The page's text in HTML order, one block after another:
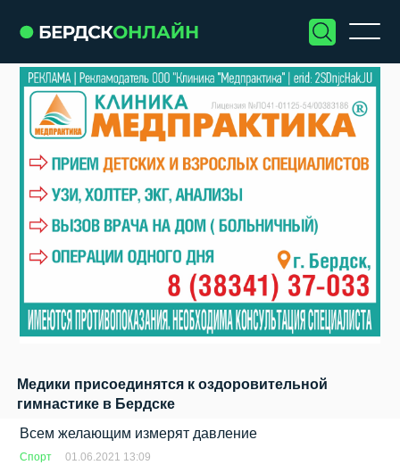
Медики присоединятся к оздоровительной
гимнастике в Бердске
Всем желающим измерят давление
Спорт
01.06.2021 13:09